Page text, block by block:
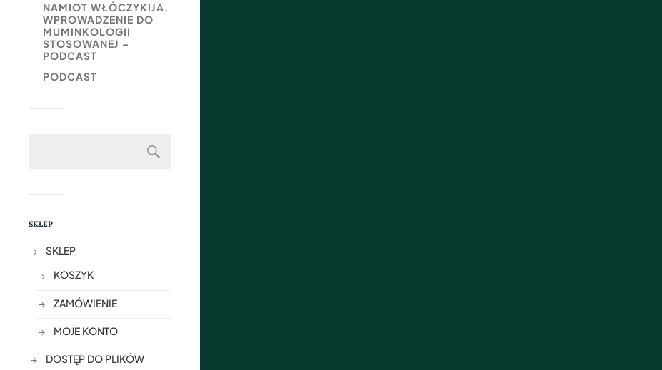
NAMIOT WŁÓCZYKIJA.
WPROWADZENIE DO
MUMINKOLOGII
STOSOWANEJ –
PODCAST
PODCAST
SKLEP
SKLEP
KOSZYK
ZAMÓWIENIE
MOJE KONTO
DOSTĘP DO PLIKÓW